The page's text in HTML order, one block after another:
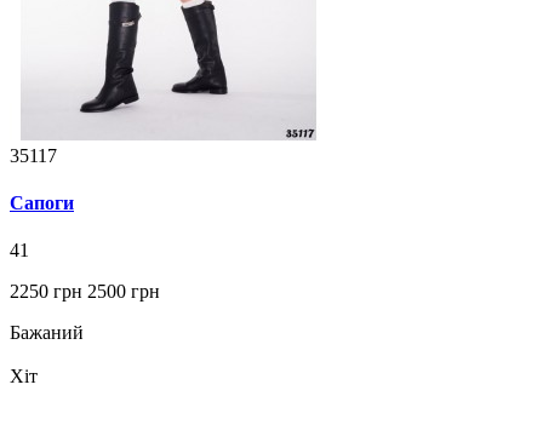
35117
Сапоги
41
2250 грн 2500 грн
Бажаний
Хіт